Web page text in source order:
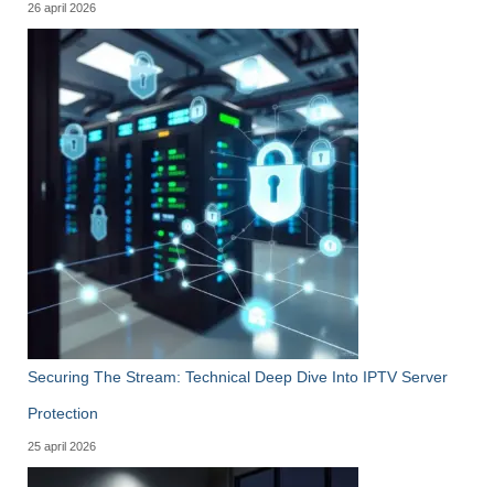
26 april 2026
Securing The Stream: Technical Deep Dive Into IPTV Server
Protection
25 april 2026